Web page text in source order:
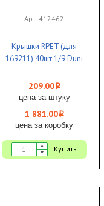
Арт. 412462
Крышки RPET (для
169211) 40шт 1/9 Duni
209.00i
цена за штуку
1 881.00i
цена за коробку
Купить